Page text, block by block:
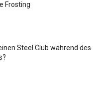
Frosting
Steel Club während des